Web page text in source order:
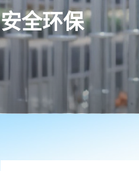
安全环保